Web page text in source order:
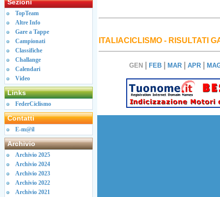
Sezioni
TopTeam
Altre Info
Gare a Tappe
Campionati
Classifiche
Challange
Calendari
Video
Links
FederCiclismo
Contatti
E-m@il
Archivio
Archivio 2025
Archivio 2024
Archivio 2023
Archivio 2022
Archivio 2021
ITALIACICLISMO - RISULTATI
GEN FEB MAR APR